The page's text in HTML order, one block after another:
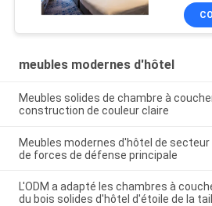
meubles modernes d'hôtel
Meubles solides de chambre à
construction de couleur claire
Meubles modernes d'hôtel de secteur
de forces de défense principale
L'ODM a adapté les chambres à
du bois solides d'hôtel d'étoile de la